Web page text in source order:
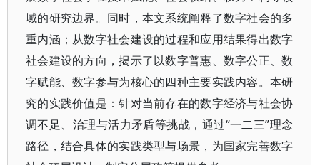
域的研究边界。同时，本文系统阐释了数字社会的多
重内涵；从数字社会建设的过程和应用结果得出数字
社会建设的方向，揭示了以数字普惠、数字公正、数
字赋能、数字参与为核心的四种主要实践内容。本研
究的实践价值是：针对当前存在的数字经济与社会协
调不足、治理与活力矛盾等挑战，通过“一二三”理念
路径，结合具体的实践类型与场景，为国家完善数字